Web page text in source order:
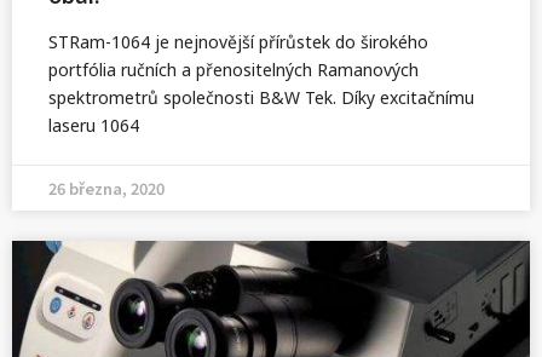
STRam-1064 je nejnovější přírůstek do širokého
portfólia ručních a přenositelných Ramanových
spektrometrů společnosti B&W Tek. Díky excitačnímu
laseru 1064
26 března, 2020